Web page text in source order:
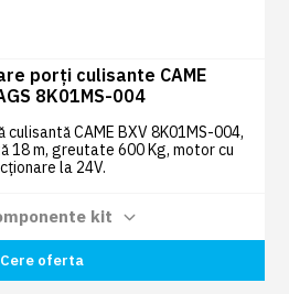
porți culisante CAME
8K01MS-004
CAME BXV 8K01MS-004,
18 m, greutate 600 Kg, motor cu
la 24V.
kit
radio COD:
Cere oferta